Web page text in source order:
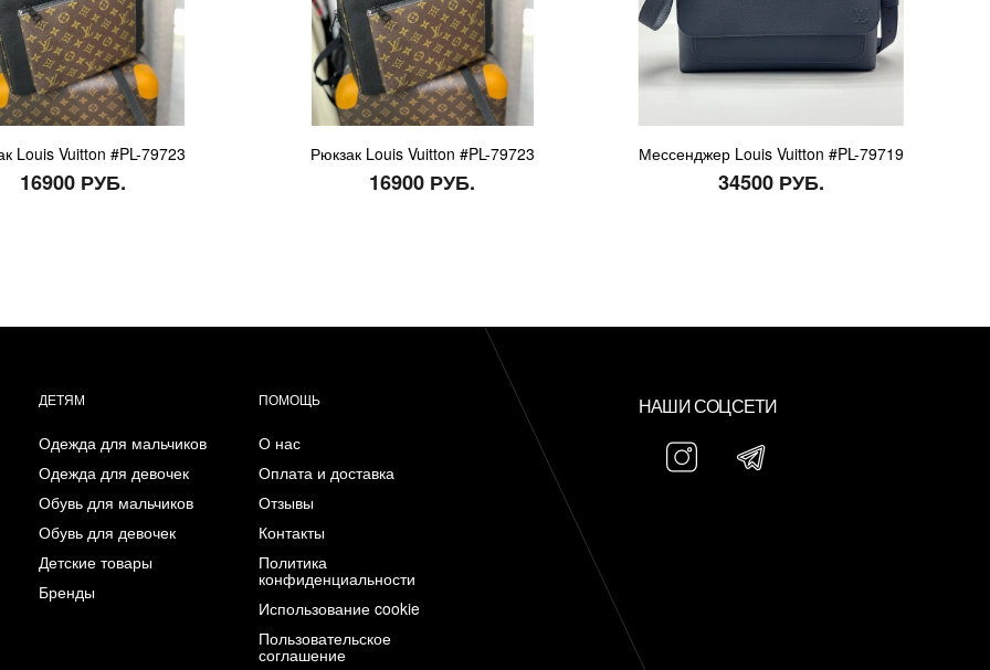
Louis Vuitton #PL-79723
16900 РУБ.
Рюкзак Louis Vuitton #PL-79723
16900 РУБ.
Мессенджер Louis Vuitton #PL-79719
34500 РУБ.
ДЕТЯМ
Одежда для мальчиков
Одежда для девочек
Обувь для мальчиков
Обувь для девочек
Детские товары
Бренды
ПОМОЩЬ
О нас
Оплата и доставка
Отзывы
Контакты
Политика
конфиденциальности
Использование cookie
Пользовательское
соглашение
НАШИ СОЦСЕТИ